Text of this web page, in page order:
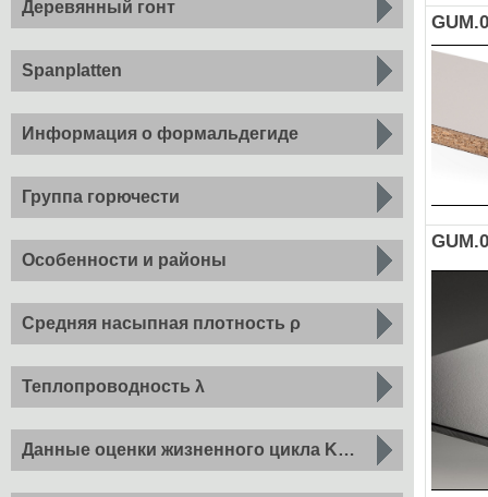
Деревянный гонт
Spanplatten
Информация о формальдегиде
Группа горючести
Особенности и районы
Средняя насыпная плотность ρ
Теплопроводность λ
Данные оценки жизненного цикла KBOB